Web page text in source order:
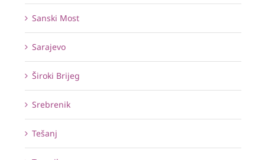
Sanski Most
Sarajevo
Široki Brijeg
Srebrenik
Tešanj